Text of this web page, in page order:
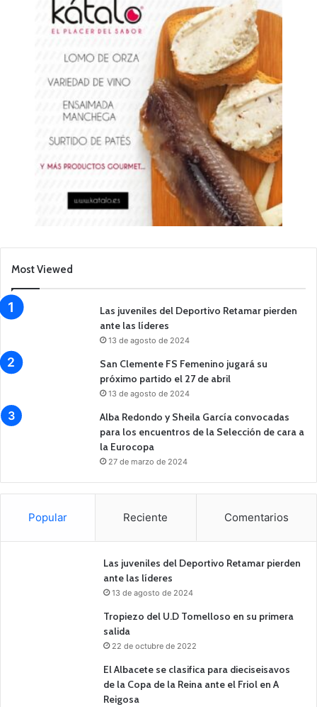
Most Viewed
Las juveniles del Deportivo Retamar pierden
ante las líderes
13 de agosto de 2024
San Clemente FS Femenino jugará su
próximo partido el 27 de abril
13 de agosto de 2024
Alba Redondo y Sheila García convocadas
para los encuentros de la Selección de cara a
la Eurocopa
27 de marzo de 2024
Popular Reciente Comentarios
Las juveniles del Deportivo Retamar pierden
ante las líderes
13 de agosto de 2024
Tropiezo del U.D Tomelloso en su primera
salida
22 de octubre de 2022
El Albacete se clasifica para dieciseisavos
de la Copa de la Reina ante el Friol en A
Reigosa